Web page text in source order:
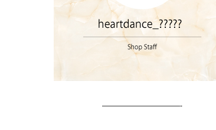
———————————-